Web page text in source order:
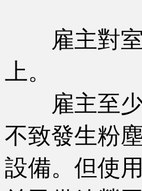
雇主對室
上。
雇主至少
不致發生粉
設備。但使